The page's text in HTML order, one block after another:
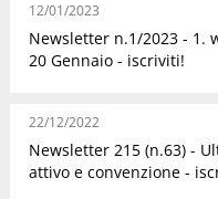
12/01/2023
Newsletter n.1/2023 - 1.
20 Gennaio - iscriviti!
22/12/2022
Newsletter 215 (n.63) -
attivo e convenzione -